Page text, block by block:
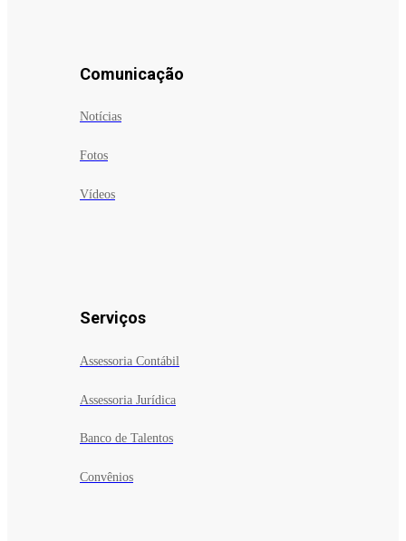
Comunicação
Notícias
Fotos
Vídeos
Serviços
Assessoria Contábil
Assessoria Jurídica
Banco de Talentos
Convênios